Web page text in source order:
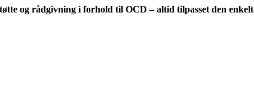
og rådgivning i forhold til OCD – altid tilpasset den